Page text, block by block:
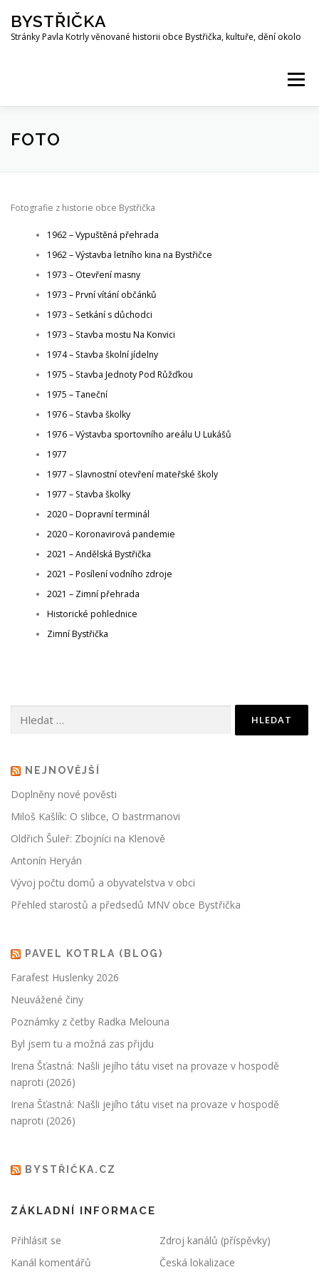
obsah
BYSTŘIČKA
Stránky Pavla Kotrly věnované historii obce Bystřička, kultuře, dění okolo
Menu
AKTUALITY
KE STAŽENÍ KOTRLA.COM
ODKAZY PŘÍRODA
ROUBENÉ STAVBY
FOTO
Fotografie z historie obce Bystřička
1962 – Vypuštěná přehrada
1962 – Výstavba letního kina na Bystřičce
1973 – Otevření masny
1973 – První vítání občánků
1973 – Setkání s důchodci
1973 – Stavba mostu Na Konvici
1974 – Stavba školní jídelny
1975 – Stavba Jednoty Pod Růžďkou
1975 – Taneční
1976 – Stavba školky
1976 – Výstavba sportovního areálu U Lukášů
1977
1977 – Slavnostní otevření mateřské školy
1977 – Stavba školky
2020 – Dopravní terminál
2020 – Koronavirová pandemie
2021 – Andělská Bystřička
2021 – Posílení vodního zdroje
2021 – Zimní přehrada
Historické pohlednice
Zimní Bystřička
NEJNOVĚJŠÍ
Doplněny nové pověsti
Miloš Kašlík: O slibce, O bastrmanovi
Oldřich Šuleř: Zbojníci na Klenově
Antonín Heryán
Vývoj počtu domů a obyvatelstva v obci
Přehled starostů a předsedů MNV obce Bystřička
PAVEL KOTRLA (BLOG)
Farafest Huslenky 2026
Neuvážené činy
Poznámky z četby Radka Melouna
Byl jsem tu a možná zas přijdu
Irena Šťastná: Našli jejího tátu viset na provaze v hospodě
naproti (2026)
Irena Šťastná: Našli jejího tátu viset na provaze v hospodě
naproti (2026)
BYSTŘIČKA.CZ
ZÁKLADNÍ INFORMACE
Přihlásit se
Zdroj kanálů (příspěvky)
Kanál komentářů
Česká lokalizace